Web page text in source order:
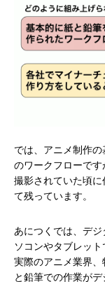
では、アニメ制作
のワークフローで
撮影されていた頃
て残っています。
あにつくでは、デ
ソコンやタブレッ
実際のアニメ業界
と鉛筆での作業が